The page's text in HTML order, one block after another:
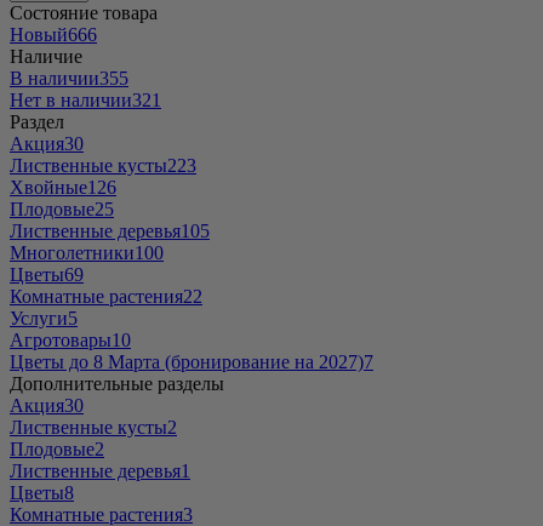
Состояние товара
Новый666
Наличие
В наличии355
Нет в наличии321
Раздел
Акция30
Лиственные кусты223
Хвойные126
Плодовые25
Лиственные деревья105
Многолетники100
Цветы69
Комнатные растения22
Услуги5
Агротовары10
Цветы до 8 Марта (бронирование на 2027)7
Дополнительные разделы
Акция30
Лиственные кусты2
Плодовые2
Лиственные деревья1
Цветы8
Комнатные растения3